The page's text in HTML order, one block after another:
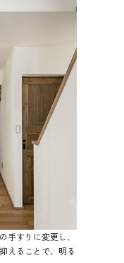
手すりに変更し、
えることで、明る